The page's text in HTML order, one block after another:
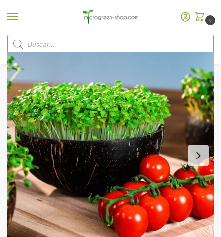
0
Inicio Microgreen Shop